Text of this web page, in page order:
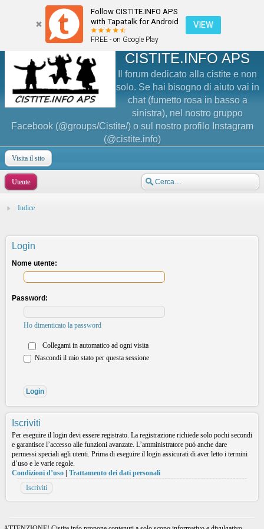
Follow CISTITE.INFO APS
with Tapatalk for Android
FREE - on Google Play
VIEW
CISTITE.INFO APS
Il forum dedicato alla cistite e non
solo. Se hai bisogno di aiuto vai in
chat (fumetto rosa in basso a
sinistra), nel nostro gruppo
Facebook (@groups/Cistite/) o sul nostro profilo Instagram
(@cistite.info)
Visita il sito
Utente
Indice
Login
Nome utente:
Password:
Ho dimenticato la password
Collegami in automatico ad ogni visita
Nascondi il mio stato per questa sessione
Iscriviti
Per eseguire il login devi essere registrato. La registrazione richiede solo pochi secondi
e garantisce l’accesso alle funzioni avanzate. L’amministratore puó anche dare
permessi speciali agli utenti. Prima di eseguire il login assicurati di aver letto i termini
d’uso e le varie regole.
Condizioni d’uso
Trattamento dei dati personali
Iscriviti